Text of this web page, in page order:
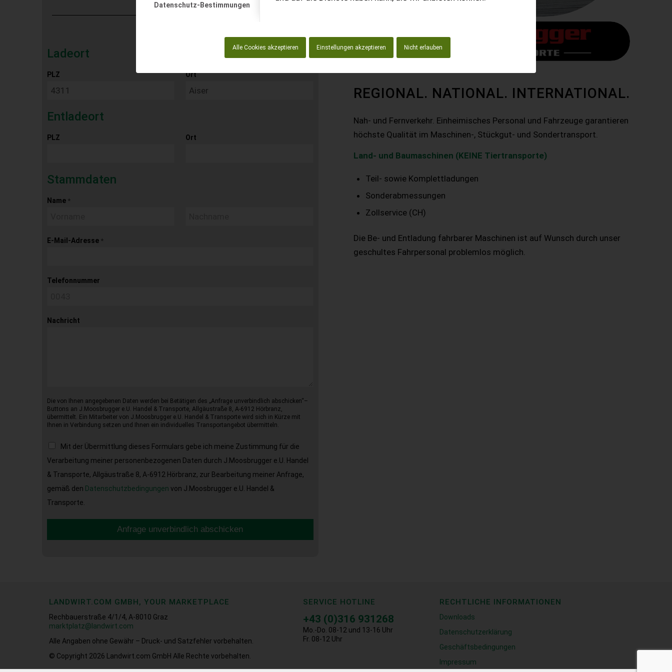
Datenschutz-Bestimmungen
Alle Cookies akzeptieren Einstellungen akzeptieren Nicht erlauben
Ladeort
PLZ Ort
Entladeort
PLZ Ort
Stammdaten
Name *
E-Mail-Adresse *
Telefonnummer
Nachricht
Die von Ihnen angegebenen Daten werden bei Betätigen des „Anfrage unverbindlich abschicken“–
Buttons an J.Moosbrugger e.U. Handel & Transporte, Allgäustraße 8, A-6912 Hörbranz,
übermittelt. Ein Mitarbeiter von J.Moosbrugger e.U. Handel & Transporte wird sich in Kürze mit
Ihnen in Verbindung setzen und Ihnen ein individuelles Transportangebot übermitteln.
Mit der Übermittlung dieses Formulars gebe ich meine Zustimmung für die
Verarbeitung meiner personenbezogenen Daten durch J.Moosbrugger e.U. Handel
& Transporte, Allgäustraße 8, A-6912 Hörbranz, zur Bearbeitung meiner Anfrage,
gemäß den Datenschutzbedingungen von J.Moosbrugger e.U. Handel &
Transporte.
Anfrage unverbindlich abschicken
REGIONAL. NATIONAL. INTERNATIONAL.
Nah- und Fernverkehr. Einheimisches Personal und Fahrzeuge garantieren
höchste Qualität im Maschinen-, Stückgut- und Sondertransport.
Land- und Baumaschinen (KEINE Tiertransporte)
Teil- sowie Komplettladungen
Sonderabmessungen
Zollservice (CH)
Die Be- und Entladung fahrbarer Maschinen ist auf Wunsch durch unser
geschultes Fahrpersonal problemlos möglich.
LANDWIRT.COM GMBH, YOUR MARKETPLACE
Rechbauerstraße 4/1/4, A-8010 Graz
marktplatz@landwirt.com
Alle Angaben ohne Gewähr – Druck- und Satzfehler vorbehalten.
© Copyright 2026
Landwirt.com GmbH Alle Rechte vorbehalten.
SERVICE HOTLINE
+43 (0)316 931268
Mo.-Do. 08-12 und 13-16 Uhr
Fr. 08-12 Uhr
RECHTLICHE INFORMATIONEN
Downloads
Datenschutzerklärung
Geschäftsbedingungen
Impressum